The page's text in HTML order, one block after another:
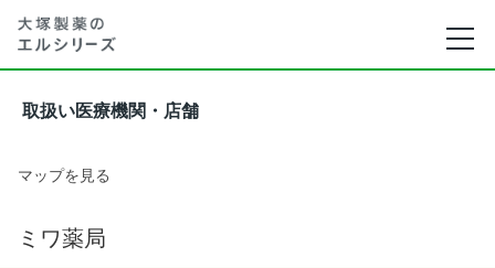
取扱い医療機関・店舗
マップを見る
ミワ薬局